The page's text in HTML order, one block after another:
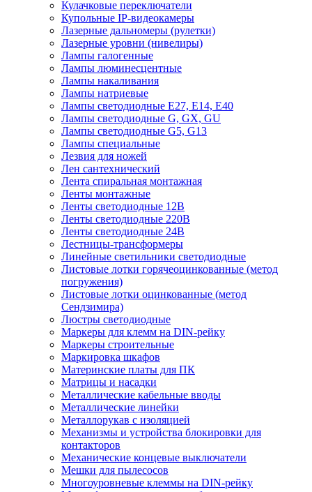
Кулачковые переключатели
Купольные IP-видеокамеры
Лазерные дальномеры (рулетки)
Лазерные уровни (нивелиры)
Лампы галогенные
Лампы люминесцентные
Лампы накаливания
Лампы натриевые
Лампы светодиодные E27, E14, E40
Лампы светодиодные G, GX, GU
Лампы светодиодные G5, G13
Лампы специальные
Лезвия для ножей
Лен сантехнический
Лента спиральная монтажная
Ленты монтажные
Ленты светодиодные 12В
Ленты светодиодные 220В
Ленты светодиодные 24В
Лестницы-трансформеры
Линейные светильники светодиодные
Листовые лотки горячеоцинкованные (метод
погружения)
Листовые лотки оцинкованные (метод
Сендзимира)
Люстры светодиодные
Маркеры для клемм на DIN-рейку
Маркеры строительные
Маркировка шкафов
Материнские платы для ПК
Матрицы и насадки
Металлические кабельные вводы
Металлические линейки
Металлорукав с изоляцией
Механизмы и устройства блокировки для
контакторов
Механические концевые выключатели
Мешки для пылесосов
Многоуровневые клеммы на DIN-рейку